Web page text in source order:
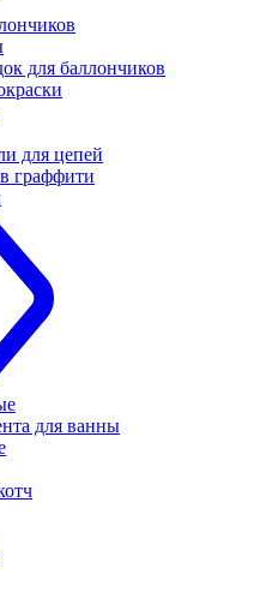
для баллончиков
для цепей
граффити
для ванны